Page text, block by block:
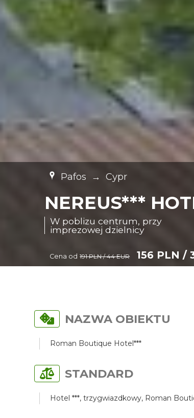
Pafos → Cypr
NEREUS***
W poblizu centrum, przy
imprezowej dzielnicy
Cena od 191 PLN / 44 EUR 156 PLN /
NAZWA OBIEKTU
Roman Boutique Hotel***
STANDARD
Hotel ***, trzygwiazdkowy, Roman